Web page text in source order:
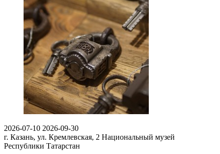
2026-07-10 2026-09-30
г. Казань, ул. Кремлевская, 2 Национальный музей
Республики Татарстан